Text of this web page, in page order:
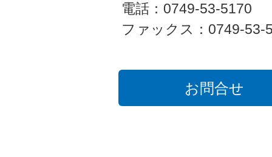
電話：0749-53-5170
ファックス：0749-53-
お問合せ